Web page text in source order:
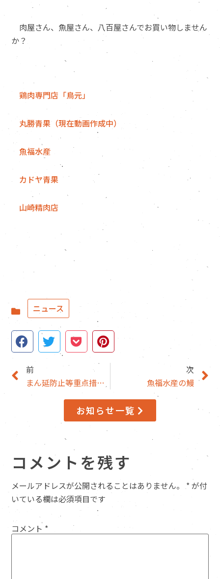
肉屋さん、魚屋さん、八百屋さんでお買い物しません
か？
鶏肉専門店「鳥元」
丸勝青果（現在動画作成中）
魚福水産
カドヤ青果
山崎精肉店
ニュース
前
まん延防止等重点措置等に基づく協力要請について（6月20日まで）
次
魚福水産の鰻
お知らせ一覧
コメントを残す
メールアドレスが公開されることはありません。 *が付
いている欄は必須項目です
コメント *